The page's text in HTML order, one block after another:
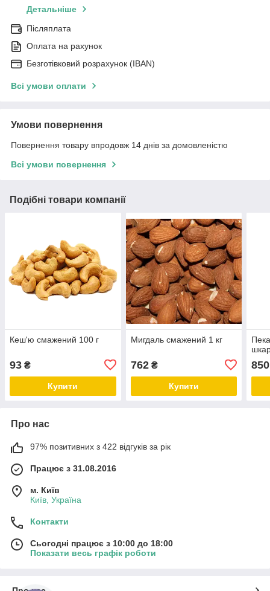
Детальніше
Післяплата
Оплата на рахунок
Безготівковий розрахунок (IBAN)
Всі умови оплати
Умови повернення
Повернення товару впродовж 14 днів за домовленістю
Всі умови повернення
Подібні товари компанії
Кеш'ю смажений 100 г
93 ₴
Купити
Мигдаль смажений 1 кг
762₴
Купити
850
Про нас
97% позитивних з 422 відгуків за рік
Працює з 31.08.2016
м. Київ
Київ, Україна
Контакти
Сьогодні працює з 10:00 до 18:00
Показати весь графік роботи